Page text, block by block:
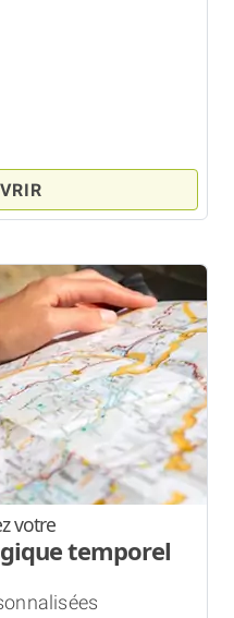
votre
temporel